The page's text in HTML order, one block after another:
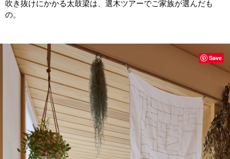
吹き抜けにかかる太鼓梁は、選木ツアーでご家族が選んだも
の。
Save